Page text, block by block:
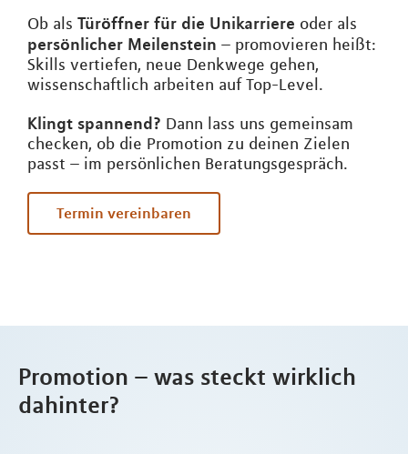
Ob als Türöffner für die Unikarriere oder als
persönlicher Meilenstein – promovieren heißt:
Skills vertiefen, neue Denkwege gehen,
wissenschaftlich arbeiten auf Top-Level.
Klingt spannend? Dann lass uns gemeinsam
checken, ob die Promotion zu deinen Zielen
passt – im persönlichen Beratungsgespräch.
Termin vereinbaren
Promotion – was steckt wirklich
dahinter?